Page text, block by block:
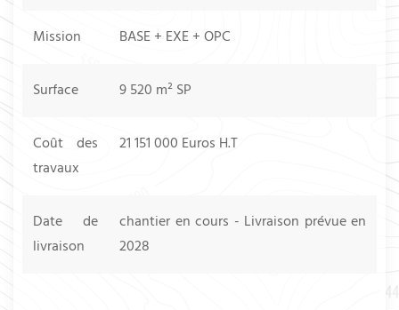
Mission BASE + EXE + OPC
Surface 9 520 m² SP
Coût des
travaux
21 151 000 Euros H.T
Date de
livraison
chantier en cours - Livraison prévue en
2028